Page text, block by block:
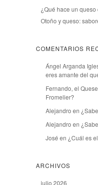
¿Qué hace un
Otoño y queso:
COMENTARIOS
Ángel Arganda
eres amante del
Fernando, el
Fromelier?
Alejandro en
Alejandro en
José en ¿Cuál es
ARCHIVOS
julio 2026